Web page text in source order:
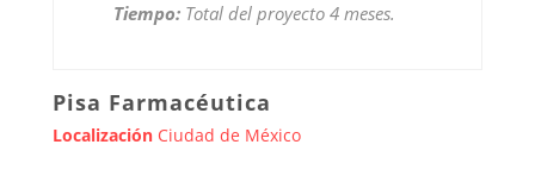
Tiempo: Total del proyecto 4 meses.
Pisa Farmacéutica
Localización Ciudad de México